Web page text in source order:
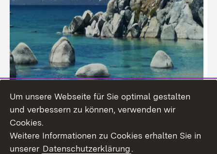
Um unsere Webseite für Sie optimal gestalten
und verbessern zu können, verwenden wir
Cookies.
Weitere Informationen zu Cookies erhalten Sie in
unserer Datenschutzerklärung.